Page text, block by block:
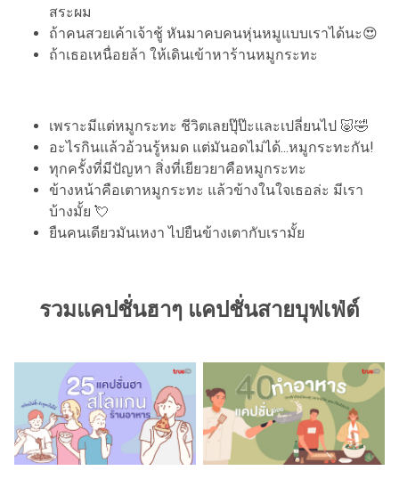
สระผม
ถ้าคนสวยเค้าเจ้าชู้ หันมาคบคนหุ่นหมูแบบเราได้นะ😍
ถ้าเธอเหนื่อยล้า ให้เดินเข้าหาร้านหมูกระทะ
เพราะมีแต่หมูกระทะ ชีวิตเลยปุ๊ป๊ะและเปลี่ยนไป 🐷🤣
อะไรกินแล้วอ้วนรู้หมด แต่มันอดไม่ได้...หมูกระทะกัน!
ทุกครั้งที่มีปัญหา สิ่งที่เยียวยาคือหมูกระทะ
ข้างหน้าคือเตาหมูกระทะ แล้วข้างในใจเธอล่ะ มีเรา
บ้างมั้ย 💘
ยืนคนเดียวมันเหงา ไปยืนข้างเตากับเรามั้ย
รวมแคปชั่นฮาๆ แคปชั่นสายบุฟเฟ่ต์